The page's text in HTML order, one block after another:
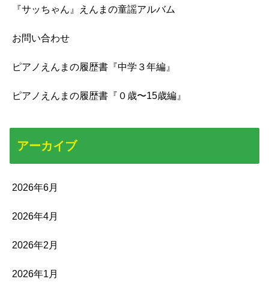
『サッちゃん』えんまの童謡アルバム
お問い合わせ
ピアノえんまの履歴書『中学３年編』
ピアノえんまの履歴書『０歳〜15歳編』
アーカイブ
2026年6月
2026年4月
2026年2月
2026年1月